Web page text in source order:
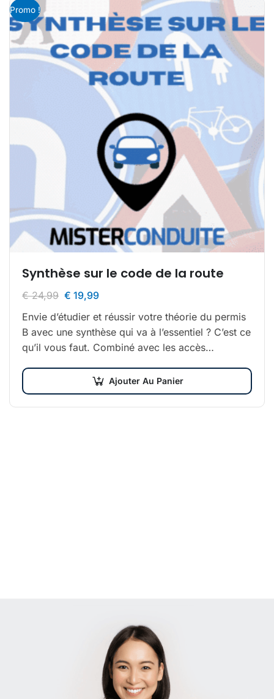
Promo !
Synthèse sur le code de la route
€24,99 € 19,99
Envie d’étudier et réussir votre théorie du permis
B avec une synthèse qui va à l’essentiel ? C’est ce
qu’il vous faut. Combiné avec les accès
Ajouter Au Panier